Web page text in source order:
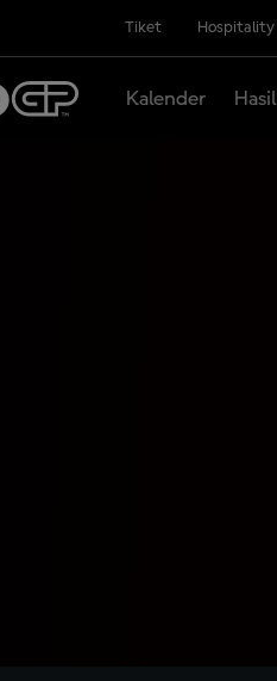
Tiket Hospitality
Kalender Hasil